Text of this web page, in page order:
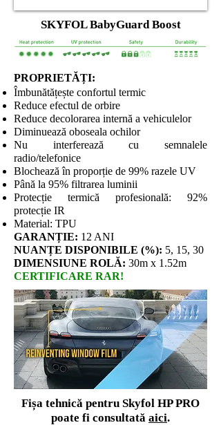
SKYFOL BabyGuard Boost
PROPRIETĂȚI:
Îmbunătățește confortul termic
Reduce efectul de orbire
Reduce decolorarea internă a vehiculelor
Diminuează oboseala ochilor
Nu interferează cu semnalele
radio/telefonice
Blochează în proporție de 99% razele UV
Până la 95% filtrarea luminii
Protecție termică profesională: 92%
protecție IR
Material: TPU
GARANȚIE: 12 ANI
NUANȚE DISPONIBILE (%): 5, 15, 30
DIMENSIUNE ROLĂ: 30m x 1.52m
CERTIFICARE RAR!
Fișa tehnică pentru Skyfol HP PRO
poate fi consultată aici.